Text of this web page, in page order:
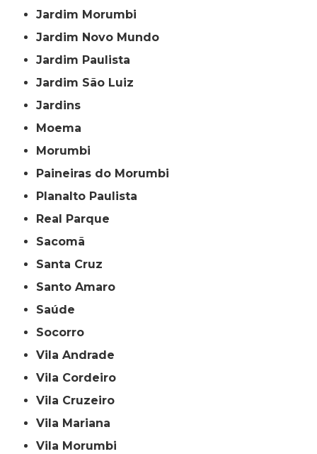
Jardim Morumbi
Jardim Novo Mundo
Jardim Paulista
Jardim São Luiz
Jardins
Moema
Morumbi
Paineiras do Morumbi
Planalto Paulista
Real Parque
Sacomã
Santa Cruz
Santo Amaro
Saúde
Socorro
Vila Andrade
Vila Cordeiro
Vila Cruzeiro
Vila Mariana
Vila Morumbi